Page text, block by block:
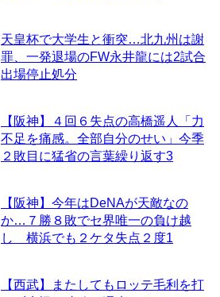
天皇杯で大学生と衝突…北九州は謝
罪、一発退場のFW永井龍には2試合
出場停止処分
【阪神】４回６失点の高橋遥人「力
不足を痛感。全部自分のせい」今季
２敗目に猛省の言葉繰り返す3
【阪神】今年はDeNAが天敵なの
か…７勝８敗でセ界唯一の負け越
し 横浜でも２ケタ失点２度1
【西武】またしてもロッテ毛利を打